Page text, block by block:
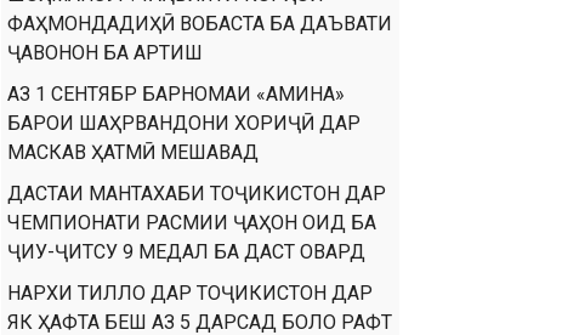
ФАҲМОНДАДИҲӢ ВОБАСТА БА ДАЪВАТИ
ҶАВОНОН БА АРТИШ
АЗ 1 СЕНТЯБР БАРНОМАИ «АМИНА»
БАРОИ ШАҲРВАНДОНИ ХОРИҶӢ ДАР
МАСКАВ ҲАТМӢ МЕШАВАД
ДАСТАИ МАНТАХАБИ ТОҶИКИСТОН ДАР
ЧЕМПИОНАТИ РАСМИИ ҶАҲОН ОИД БА
ҶИУ-ҶИТСУ 9 МЕДАЛ БА ДАСТ ОВАРД
НАРХИ ТИЛЛО ДАР ТОҶИКИСТОН ДАР
ЯК ҲАФТА БЕШ АЗ 5 ДАРСАД БОЛО РАФТ